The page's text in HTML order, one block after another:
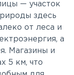
— участок
здесь
от леса и
а
Магазины и
5 км, что